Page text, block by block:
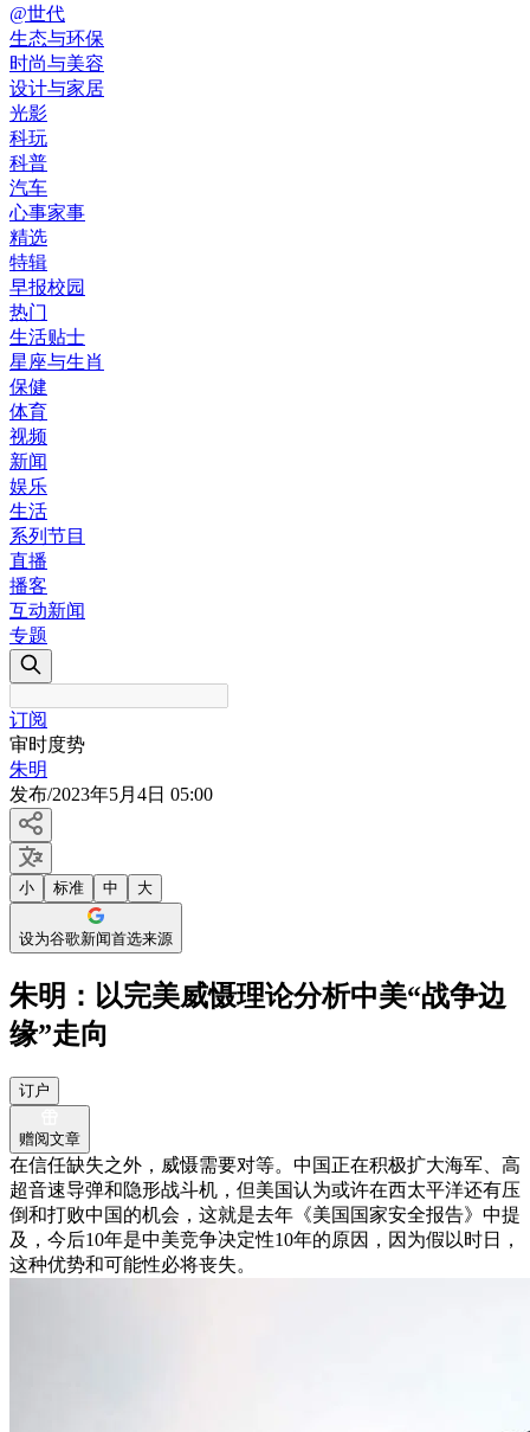
@世代
生态与环保
时尚与美容
设计与家居
光影
科玩
科普
汽车
心事家事
精选
特辑
早报校园
热门
生活贴士
星座与生肖
保健
体育
视频
新闻
娱乐
生活
系列节目
直播
播客
互动新闻
专题
订阅
审时度势
朱明
发布/2023年5月4日 05:00
小 标准 中 大
设为谷歌新闻首选来源
朱明：以完美威慑理论分析中美“战争边
缘”走向
订户
赠阅文章
在信任缺失之外，威慑需要对等。中国正在积极扩大海军、高
超音速导弹和隐形战斗机，但美国认为或许在西太平洋还有压
倒和打败中国的机会，这就是去年《美国国家安全报告》中提
及，今后10年是中美竞争决定性10年的原因，因为假以时日，
这种优势和可能性必将丧失。